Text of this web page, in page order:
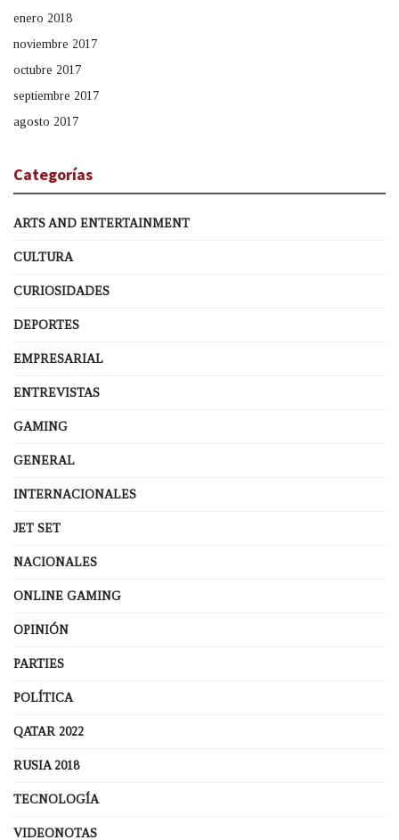
enero 2018
noviembre 2017
octubre 2017
septiembre 2017
agosto 2017
Categorías
ARTS AND ENTERTAINMENT
CULTURA
CURIOSIDADES
DEPORTES
EMPRESARIAL
ENTREVISTAS
GAMING
GENERAL
INTERNACIONALES
JET SET
NACIONALES
ONLINE GAMING
OPINIÓN
PARTIES
POLÍTICA
QATAR 2022
RUSIA 2018
TECNOLOGÍA
VIDEONOTAS